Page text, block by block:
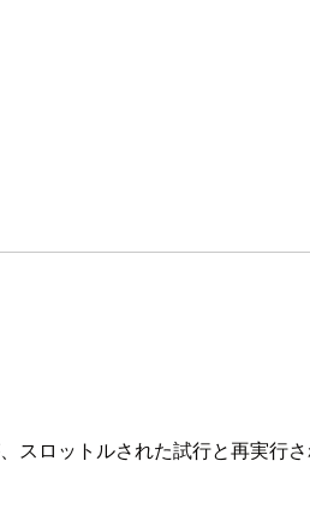
スロットルされた試行と再実行